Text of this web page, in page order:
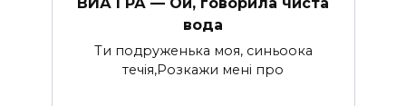
вода
Ти подруженька моя, синьоока
течія,Розкажи мені про